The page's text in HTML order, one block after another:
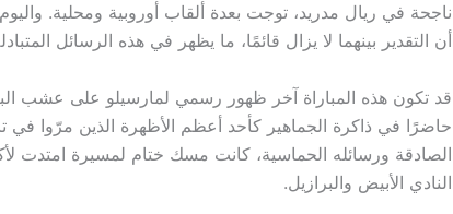
ناجحة في ريال مدريد، توجت بعدة ألقاب أوروبية ومحلية.
أن التقدير بينهما لا يزال قائمًا، ما يظهر في هذه الرسائل
قد تكون هذه المباراة آخر ظهور رسمي لمارسيلو على عشب
حاضرًا في ذاكرة الجماهير كأحد أعظم الأظهرة الذين مرّوا في
الصادقة ورسائله الحماسية، كانت مسك ختام لمسيرة امتدت
النادي الأبيض والبرازيل.